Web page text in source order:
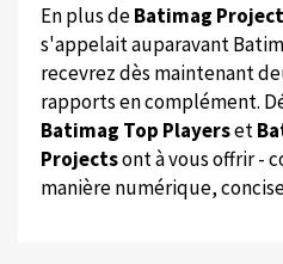
En plus deBatimag
s'appelait auparavant
recevrez dès maintenant
rapports en complément.
Batimag Top Playerset
Projectsont à vous offrir -
manière numérique,